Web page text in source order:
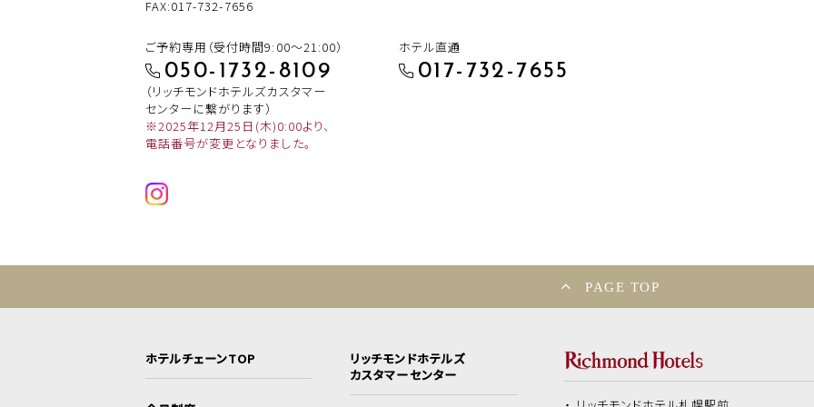
FAX:017-732-7656
ご予約専用（受付時間9:00～21:00）
050-1732-8109
（リッチモンドホテルズカスタマー
センターに繋がります）
※2025年12月25日(木)0:00より、
電話番号が変更となりました。
ホテル直通
017-732-7655
PAGE TOP
ホテルチェーンTOP
リッチモンドホテルズ
カスタマーセンター